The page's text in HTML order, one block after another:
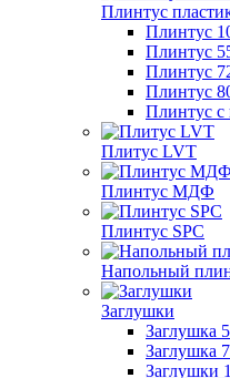
Плинтус
Плинтус
Плинтус
Плинтус
Плинтус
Плинтус с
Плитус LVT
Плинтус МДФ
Плинтус SPC
Напольный
Заглушки
Заглушка
Заглушка
Заглушки